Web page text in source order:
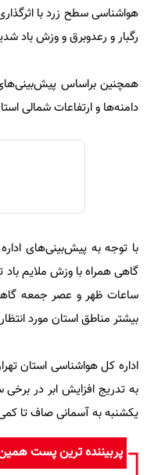
هواشناسی سطح زرد با
رگبار و رعدوبرق و وزش باد
همچنین براساس
دامنه‌ها و ارتفاعات شمالی
با توجه به پیش‌بینی‌های
گاهی همراه با وزش ملایم
ساعات ظهر و عصر جمعه
بیشتر مناطق استان مورد
به تدریج افزایش ابر در
یکشنبه به آسمانی صاف تا
پربیننده ترین پست